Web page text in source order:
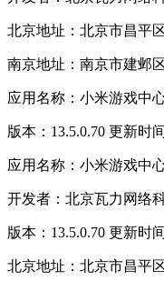
北京地址：北京市昌平
南京地址：南京市建邺
应用名称：小米游戏中
版本：13.5.0.70 更新时
应用名称：小米游戏中
开发者：北京瓦力网络
版本：13.5.0.70 更新时
北京地址：北京市昌平